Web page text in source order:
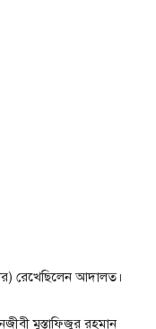
রেখেছিলেন আদালত।
মুস্তাফিজুর রহমান